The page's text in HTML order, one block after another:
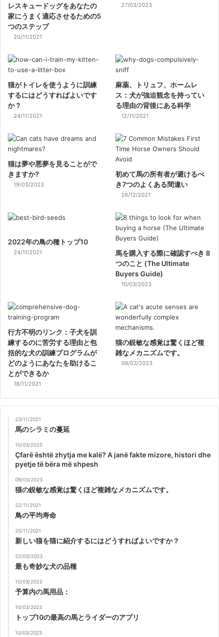
レスキュードッグをあなたの
家にうまく適応させるための5
つのステップ
20/11/2021
27/03/2023
猫がトイレを使うように訓練
するにはどうすればよいです
か？
24/11/2021
麻薬、トリュフ、ホームレ
ス：犬が強迫観念を持ってい
る理由の背後にある科学
12/11/2021
猫は夢や悪夢を見ることがで
きますか?
19/03/2023
初めて馬の所有者が避けるべ
き7つのよくある間違い
26/12/2021
2022年の鳥の種トップ10
24/11/2021
馬を購入する際に確認すべき 8
つのこと (The Ultimate
Buyers Guide)
10/03/2023
行方不明のリンク：子犬を訓
練するのに苦労する理由と包
括的な犬の訓練プログラムが
どのようにあなたを助けるこ
とができるか
18/11/2021
猫の鋭敏な感覚は驚くほど複
雑なメカニズムです。
09/03/2023
23/11/2021
馬のシラミの蔓延
10/03/2023
Çfarë është zhytja me kalë? A janë fakte mizore, histori dhe
pyetje të bëra më shpesh
09/03/2023
猫の鋭敏な感覚は驚くほど複雑なメカニズムです。
22/11/2021
鳥の平均寿命
25/11/2021
新しい猫を猫に紹介するにはどうすればよいですか？
22/03/2023
最も奇妙な犬の品種
10/03/2023
予算内の馬用品：
10/03/2023
トップ10の最高の馬とライダーのアプリ
10/03/2023